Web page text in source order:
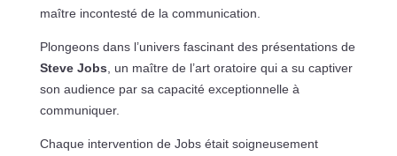
maître incontesté de la communication.
Plongeons dans l’univers fascinant des présentations de
Steve Jobs , un maître de l’art oratoire qui a su captiver
son audience par sa capacité exceptionnelle à
communiquer.
Chaque intervention de Jobs était soigneusement